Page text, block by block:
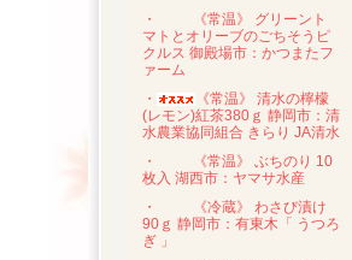
・
《常温》 グリーント
マトとオリーブのごちそうピ
クルス 御殿場市：かつまたフ
ァーム
・
《常温》 清水の檸檬
(レモン)紅茶380ｇ 静岡市：清
水農業協同組合 きらり JA清水
・
《常温》 ぶちのり 10
枚入 湖西市：ヤマサ水産
・
《冷蔵》 わさび漬け
90ｇ 静岡市：有東木「 うつろ
ぎ 」